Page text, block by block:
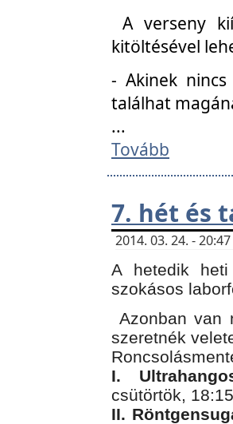
A verseny
kitöltésével
- Akinek
találhat
...
Tovább
7. hét és
2014. 03. 24. -
A hetedik
szokásos
Azonban van
szeretnék
I.
csütörtök,
II.